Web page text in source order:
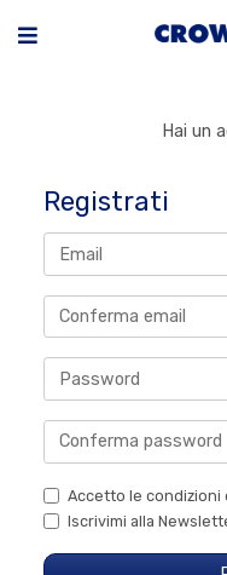
Hai un
Registrati
Accetto le condizioni
Iscrivimi alla